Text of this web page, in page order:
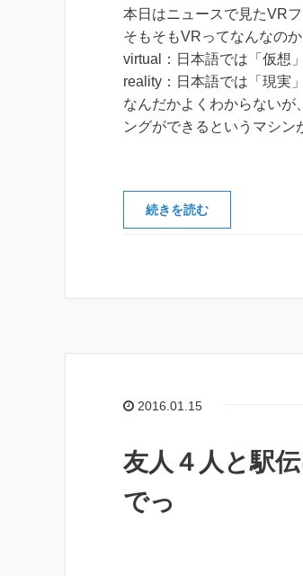
本日はニュースで見たVR
そもそもVRってなんなの
virtual：日本語では「仮想
reality：日本語では「現実
なんだかよくわからないが
ングができるというマシン
続きを読む
2016.01.15
友人４人と駅
でっ